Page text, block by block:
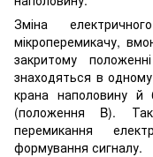
Зміна
мікроперемикачу,
закритому
знаходяться в
крана наполовину й
(положення B).
перемикання
формування сигналу.